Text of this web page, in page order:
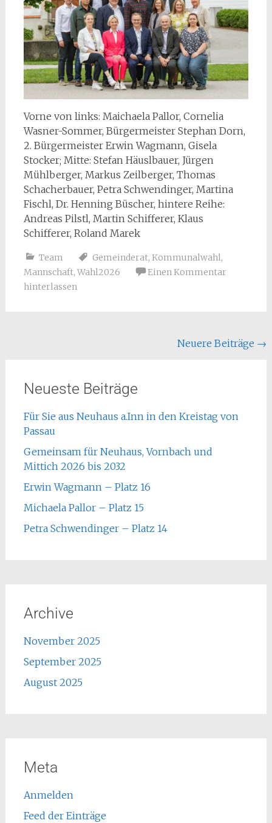
Vorne von links: Maichaela Pallor, Cornelia
Wasner-Sommer, Bürgermeister Stephan Dorn,
2. Bürgermeister Erwin Wagmann, Gisela
Stocker; Mitte: Stefan Häuslbauer, Jürgen
Mühlberger, Markus Zeilberger, Thomas
Schacherbauer, Petra Schwendinger, Martina
Fischl, Dr. Henning Büscher, hintere Reihe:
Andreas Pilstl, Martin Schifferer, Klaus
Schifferer, Roland Marek
Team Gemeinderat, Kommunalwahl,
Mannschaft, Wahl2026
Einen Kommentar
hinterlassen
Neuere Beiträge →
Neueste Beiträge
Für Sie aus Neuhaus a.Inn in den Kreistag von
Passau
Gemeinsam für Neuhaus, Vornbach und
Mittich 2026 bis 2032
Erwin Wagmann – Platz 16
Michaela Pallor – Platz 15
Petra Schwendinger – Platz 14
Archive
November 2025
September 2025
August 2025
Meta
Anmelden
Feed der Einträge